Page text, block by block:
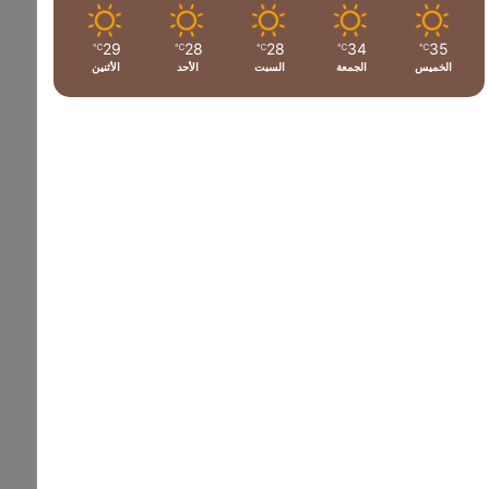
35
℃
الخميس
34
℃
الجمعة
28
℃
السبت
28
℃
الأحد
29
℃
الأثنين